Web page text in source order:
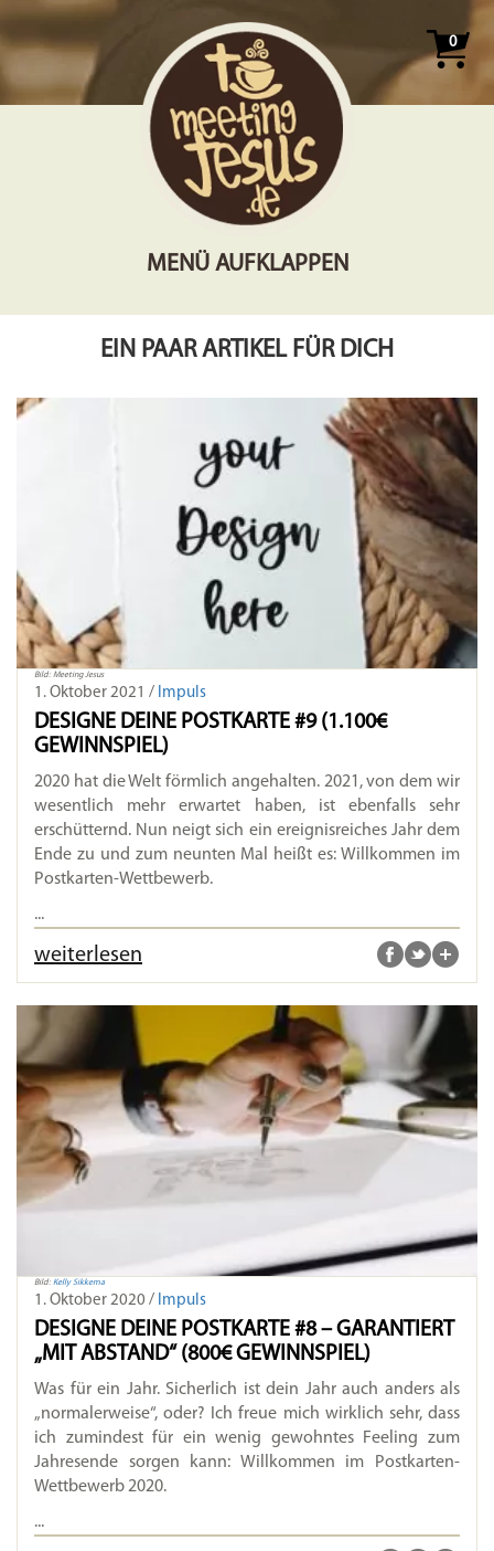
0
MENÜ AUFKLAPPEN
EIN PAAR ARTIKEL FÜR DICH
Bild: Meeting Jesus
1. Oktober 2021 / Impuls
DESIGNE DEINE POSTKARTE #9 (1.100€
GEWINNSPIEL)
2020 hat die Welt förmlich angehalten. 2021, von dem wir
wesentlich mehr erwartet haben, ist ebenfalls sehr
erschütternd. Nun neigt sich ein ereignisreiches Jahr dem
Ende zu und zum neunten Mal heißt es: Willkommen im
Postkarten-Wettbewerb.
...
weiterlesen
Bild: Kelly Sikkema
1. Oktober 2020 / Impuls
DESIGNE DEINE POSTKARTE #8 – GARANTIERT
„MIT ABSTAND“ (800€ GEWINNSPIEL)
Was für ein Jahr. Sicherlich ist dein Jahr auch anders als
„normalerweise“, oder? Ich freue mich wirklich sehr, dass
ich zumindest für ein wenig gewohntes Feeling zum
Jahresende sorgen kann: Willkommen im Postkarten-
Wettbewerb 2020.
...